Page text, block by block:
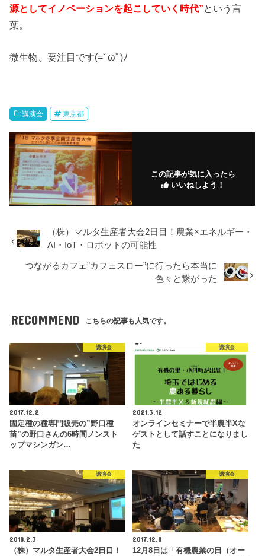
源としてイノベーションを起こしていく時代”という言
葉。
微生物、要注目です(=ﾟωﾟ)ﾉ
講演会 東京都
この記事が気に入ったら
いいねしよう！
（株）マルタ生産者大会2日目！農業×エネルギー・
AI・IoT・ロボットの可能性
つながるカフェ”カフェスロー”に行ったら本当に
色々と繋がった
RECOMMEND こちらの記事も人気です。
講演会
2017.12.2
固定種の種専門販売の”野口種
苗”の野口さんの6時間ノンスト
ップマシンガン…
講演会
2021.3.12
オンラインセミナーで半農半Xな
ゲストとして話すことになりまし
た
講演会
2018.2.3
（株）マルタ生産者大会2日目！
講演会
2017.12.8
12月8日は「有機農業の日（オー